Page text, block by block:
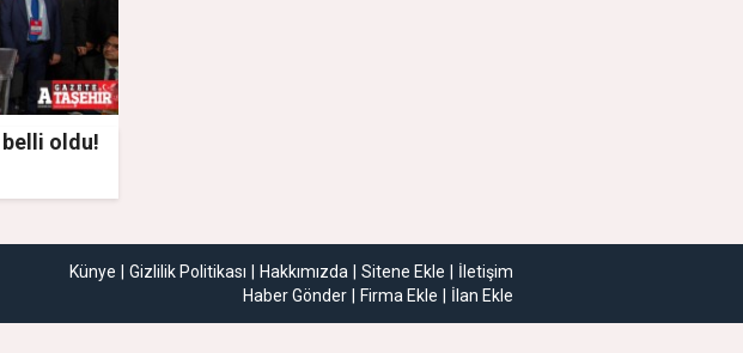
belli oldu!
Künye Gizlilik Politikası Hakkımızda Sitene Ekle
İletişim
Haber Gönder
Firma Ekle İlan Ekle